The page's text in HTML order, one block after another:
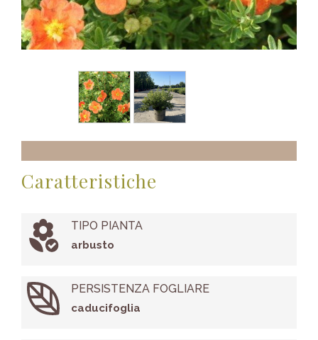
Caratteristiche
TIPO PIANTA
arbusto
PERSISTENZA FOGLIARE
caducifoglia